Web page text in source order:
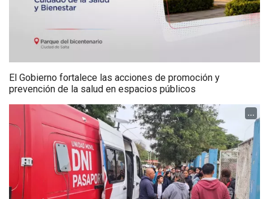
El Gobierno fortalece las acciones de promoción y
prevención de la salud en espacios públicos
...